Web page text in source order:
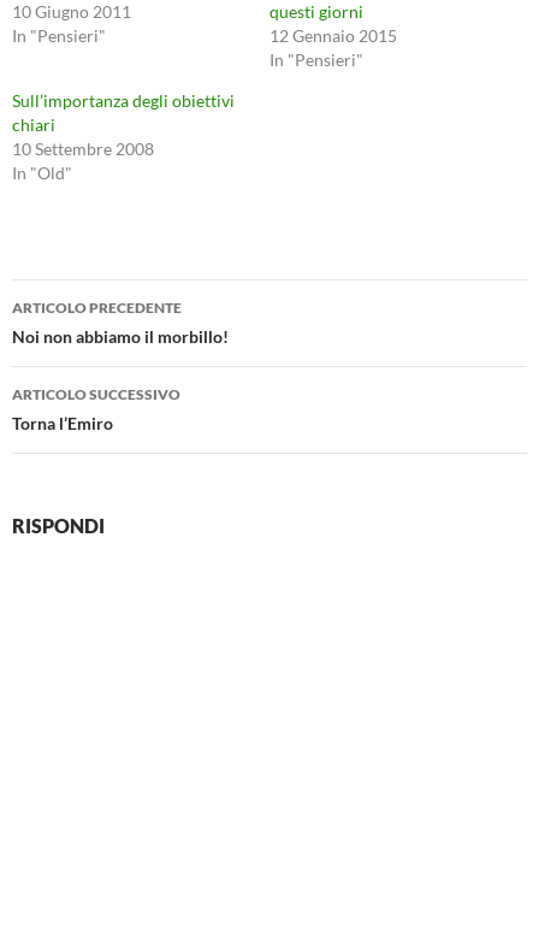
10 Giugno 2011
In "Pensieri"
questi giorni
12 Gennaio 2015
In "Pensieri"
Sull’importanza degli obiettivi
chiari
10 Settembre 2008
In "Old"
Navigazione
articolo
ARTICOLO PRECEDENTE
Noi non abbiamo il morbillo!
ARTICOLO SUCCESSIVO
Torna l’Emiro
RISPONDI